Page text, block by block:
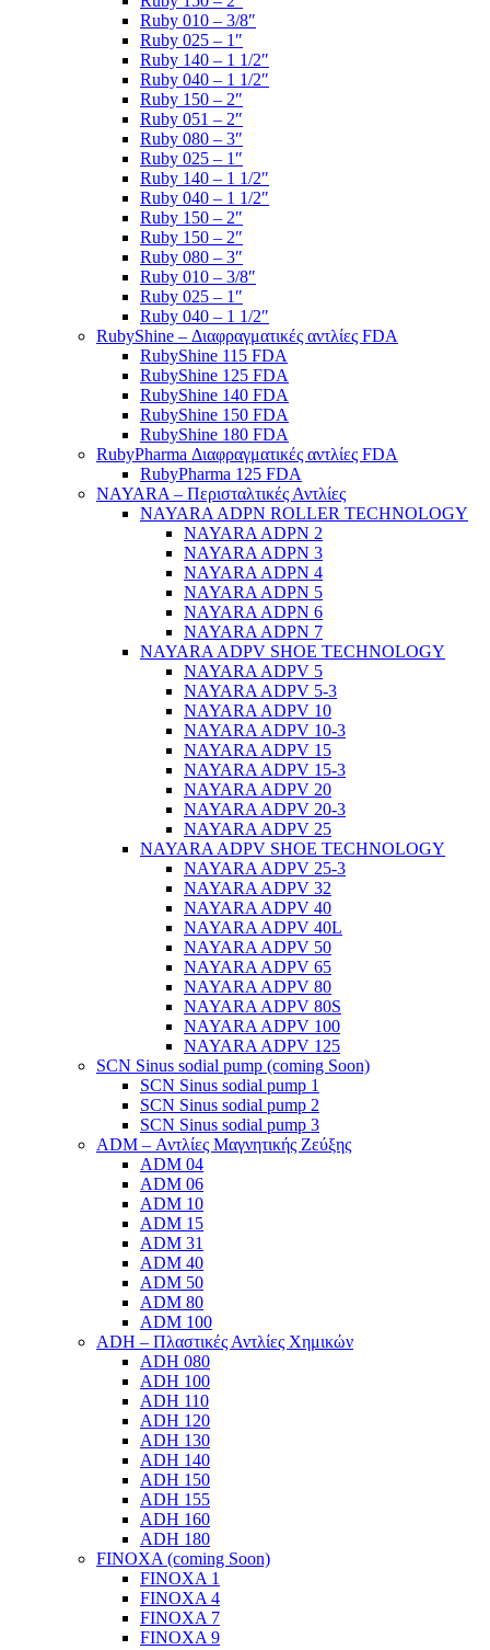
Ruby 010 – 3/8″
Ruby 025 – 1″
Ruby 140 – 1 1/2″
Ruby 040 – 1 1/2″
Ruby 150 – 2″
Ruby 051 – 2″
Ruby 080 – 3″
Ruby 025 – 1″
Ruby 140 – 1 1/2″
Ruby 040 – 1 1/2″
Ruby 150 – 2″
Ruby 150 – 2″
Ruby 080 – 3″
Ruby 010 – 3/8″
Ruby 025 – 1″
Ruby 040 – 1 1/2″
RubyShine – Διαφραγματικές αντλίες FDA
RubyShine 115 FDA
RubyShine 125 FDA
RubyShine 140 FDA
RubyShine 150 FDA
RubyShine 180 FDA
RubyPharma Διαφραγματικές αντλίες FDA
RubyPharma 125 FDA
NAYARA – Περισταλτικές Αντλίες
NAYARA ADPN ROLLER TECHNOLOGY
NAYARA ADPN 2
NAYARA ADPN 3
NAYARA ADPN 4
NAYARA ADPN 5
NAYARA ADPN 6
NAYARA ADPN 7
NAYARA ADPV SHOE TECHNOLOGY
NAYARA ADPV 5
NAYARA ADPV 5-3
NAYARA ADPV 10
NAYARA ADPV 10-3
NAYARA ADPV 15
NAYARA ADPV 15-3
NAYARA ADPV 20
NAYARA ADPV 20-3
NAYARA ADPV 25
NAYARA ADPV SHOE TECHNOLOGY
NAYARA ADPV 25-3
NAYARA ADPV 32
NAYARA ADPV 40
NAYARA ADPV 40L
NAYARA ADPV 50
NAYARA ADPV 65
NAYARA ADPV 80
NAYARA ADPV 80S
NAYARA ADPV 100
NAYARA ADPV 125
SCN Sinus sodial pump (coming Soon)
SCN Sinus sodial pump 1
SCN Sinus sodial pump 2
SCN Sinus sodial pump 3
ADM – Αντλίες Μαγνητικής Ζεύξης
ADM 04
ADM 06
ADM 10
ADM 15
ADM 31
ADM 40
ADM 50
ADM 80
ADM 100
ADH – Πλαστικές Αντλίες Χημικών
ADH 080
ADH 100
ADH 110
ADH 120
ADH 130
ADH 140
ADH 150
ADH 155
ADH 160
ADH 180
FINOXA (coming Soon)
FINOXA 1
FINOXA 4
FINOXA 7
FINOXA 9